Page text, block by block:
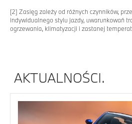
[2] Zasięg zależy od różnych czynników,
indywidualnego stylu jazdy, uwarunkowań
ogrzewania, klimatyzacji i zastanej
AKTUALNOŚCI.